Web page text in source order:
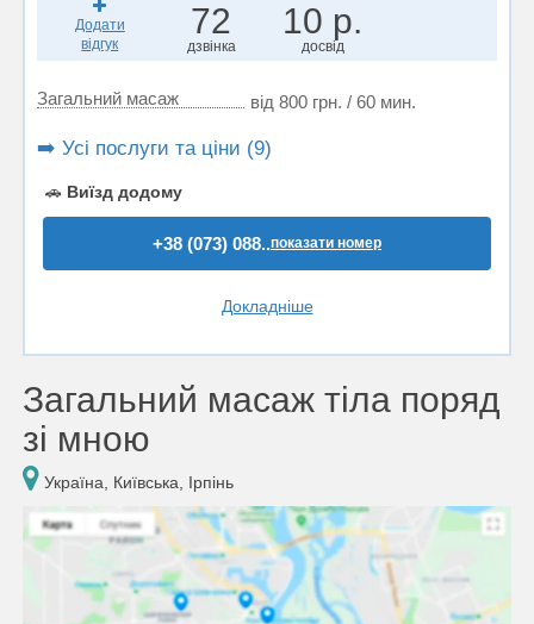
Додати
відгук
72
дзвінка
10 р.
досвід
Загальний масаж від 800 грн. / 60 мин.
➡️ Усі послуги та ціни (9)
🚗 Виїзд додому
+38 (073) 088..показати номер
Докладніше
Загальний масаж тіла поряд
зі мною
Україна, Київська, Ірпінь